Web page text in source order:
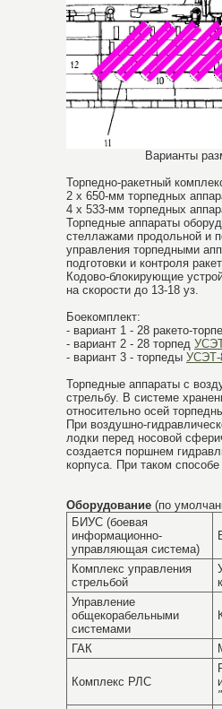
Варианты
Торпедно-ракетный
2 х 650-мм торпедных
4 х 533-мм торпедных
Торпедные аппараты
стеллажами продольной и
управления торпедными
подготовки и контроля
Кодово-блокирующие
на скорости до 13-18 уз.
Боекомплект:
- вариант 1 - 28 ракето-
- вариант 2 - 28 торпед
- вариант 3 - торпеды УСЭТ-
Торпедные аппараты с
стрельбу. В системе
относительно осей
При воздушно-
лодки перед носовой
создается поршнем
корпуса. При таком
Оборудование (по
БИУС (боевая
информационно-
управляющая система)
Комплекс управления
стрельбой
Управление
общекорабельными
системами
ГАК
Комплекс РЛС